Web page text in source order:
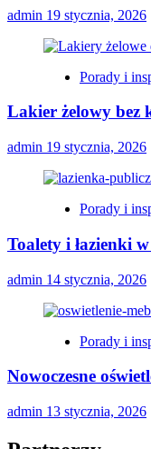
admin 19 stycznia, 2026
Porady i
Lakier żelowy bez
admin 19 stycznia, 2026
Porady i
Toalety i łazienki
admin 14 stycznia, 2026
Porady i
Nowoczesne
admin 13 stycznia, 2026